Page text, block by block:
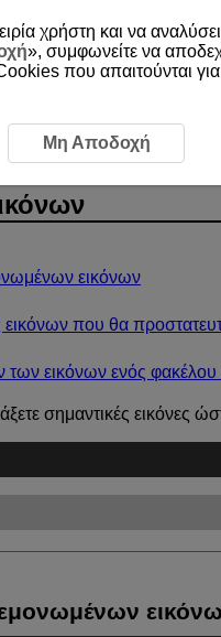
εικόνων
που θα
εικόνων ενός φακέλου
σημαντικές εικόνες
χρήστη και να
», συμφωνείτε να
που απαιτούνται
Μη Αποδοχή